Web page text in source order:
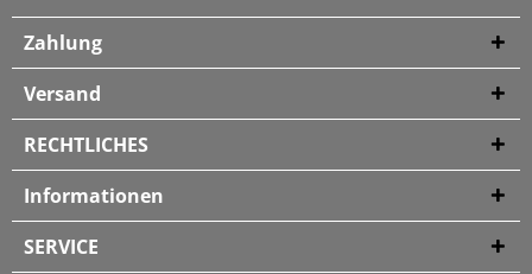
Zahlung
Versand
RECHTLICHES
Informationen
SERVICE